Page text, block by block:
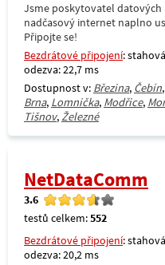
Jsme poskytovatel datových
nadčasový internet naplno
Připojte se!
Bezdrátové připojení:
odezva: 22,7 ms
Dostupnost v: Březina, Čebín,
Brna, Lomnička, Modřice,
Tišnov,Železné
NetDataComm
3.6
testů celkem:552
Bezdrátové připojení:
odezva: 20,2 ms